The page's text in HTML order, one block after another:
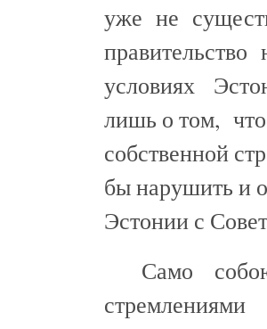
уже не
условиях
лишь о том,
собственной
бы нарушить и
Эстонии с
Само
стремлениями